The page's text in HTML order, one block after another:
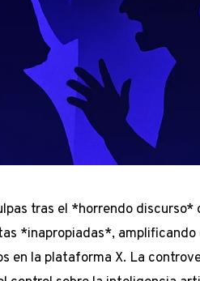
tras el *horrendo discurso*
*inapropiadas*, amplificando
en la plataforma X. La